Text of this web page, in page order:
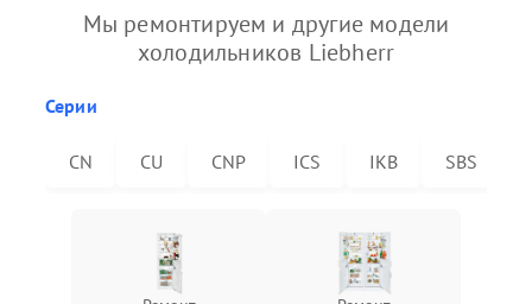
Мы ремонтируем и другие модели
холодильников Liebherr
Серии
CN CU CNP ICS IKB SBS